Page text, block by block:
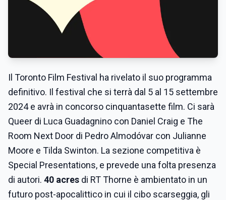
​​Il Toronto Film Festival ha rivelato il suo programma
definitivo. Il festival che si terrà dal 5 al 15 settembre
2024 e avrà in concorso cinquantasette film. Ci sarà
Queer di Luca Guadagnino con Daniel Craig e The
Room Next Door di Pedro Almodóvar con Julianne
Moore e Tilda Swinton. La sezione competitiva è
Special Presentations, e prevede una folta presenza
di autori. 40 acres di RT Thorne è ambientato in un
futuro post-apocalittico in cui il cibo scarseggia, gli